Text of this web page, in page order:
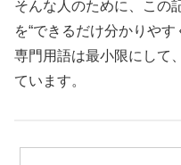
そんな人のために、この
を“できるだけ分かりやす
専門用語は最小限にして
ています。